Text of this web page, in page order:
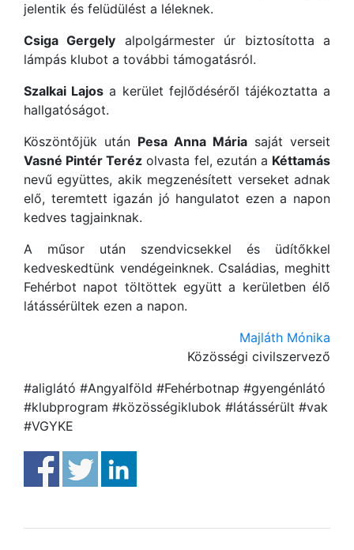
jelentik és felüdülést a léleknek.
Csiga Gergely alpolgármester úr biztosította a
lámpás klubot a további támogatásról.
Szalkai Lajos a kerület fejlődéséről tájékoztatta a
hallgatóságot.
Köszöntőjük után Pesa Anna Mária saját verseit
Vasné Pintér Teréz olvasta fel, ezután a Kéttamás
nevű együttes, akik megzenésített verseket adnak
elő, teremtett igazán jó hangulatot ezen a napon
kedves tagjainknak.
A műsor után szendvicsekkel és üdítőkkel
kedveskedtünk vendégeinknek. Családias, meghitt
Fehérbot napot töltöttek együtt a kerületben élő
látássérültek ezen a napon.
Majláth Mónika
Közösségi civilszervező
#aliglátó #Angyalföld #Fehérbotnap #gyengénlátó
#klubprogram #közösségiklubok #látássérült #vak
#VGYKE